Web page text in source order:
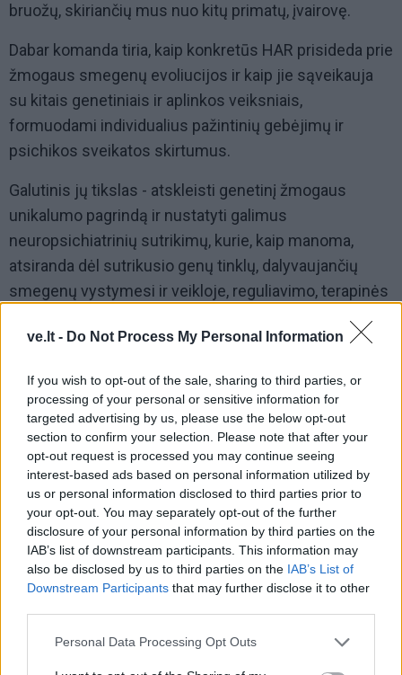
ve.lt - Do Not Process My Personal Information
If you wish to opt-out of the sale, sharing to third parties, or
processing of your personal or sensitive information for
targeted advertising by us, please use the below opt-out
section to confirm your selection. Please note that after your
opt-out request is processed you may continue seeing
interest-based ads based on personal information utilized by
us or personal information disclosed to third parties prior to
your opt-out. You may separately opt-out of the further
disclosure of your personal information by third parties on the
IAB’s list of downstream participants. This information may
also be disclosed by us to third parties on the IAB’s List of
Downstream Participants that may further disclose it to other
Personal Data Processing Opt Outs
bruožų, skiriančių mus nuo kitų primatų, įvairovę.
Dabar komanda tiria, kaip konkretūs HAR prisideda prie
žmogaus smegenų evoliucijos ir kaip jie sąveikauja
su kitais genetiniais ir aplinkos veiksniais,
formuodami individualius pažintinių gebėjimų ir
psichikos sveikatos skirtumus.
Galutinis jų tikslas - atskleisti genetinį žmogaus
unikalumo pagrindą ir nustatyti galimus
neuropsichiatrinių sutrikimų, kurie, kaip manoma,
atsiranda dėl sutrikusio genų tinklų, dalyvaujančių
smegenų vystymesi ir veikloje, reguliavimo, terapinės
įvardijo didžiausią savo
Klemencovas: gal jau